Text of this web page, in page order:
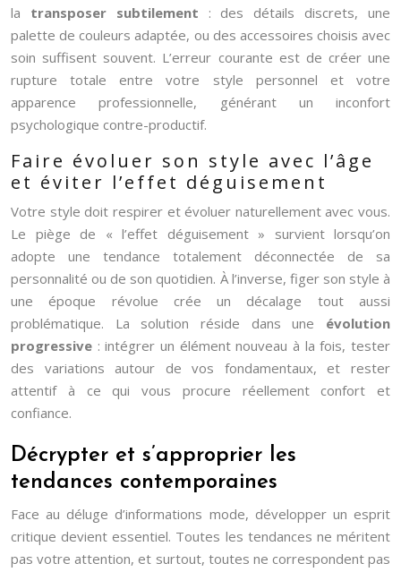
la transposer subtilement : des détails discrets, une
palette de couleurs adaptée, ou des accessoires choisis avec
soin suffisent souvent. L’erreur courante est de créer une
rupture totale entre votre style personnel et votre
apparence professionnelle, générant un inconfort
psychologique contre-productif.
Faire évoluer son style avec l’âge
et éviter l’effet déguisement
Votre style doit respirer et évoluer naturellement avec vous.
Le piège de « l’effet déguisement » survient lorsqu’on
adopte une tendance totalement déconnectée de sa
personnalité ou de son quotidien. À l’inverse, figer son style à
une époque révolue crée un décalage tout aussi
problématique. La solution réside dans une évolution
progressive : intégrer un élément nouveau à la fois, tester
des variations autour de vos fondamentaux, et rester
attentif à ce qui vous procure réellement confort et
confiance.
Décrypter et s’approprier les
tendances contemporaines
Face au déluge d’informations mode, développer un esprit
critique devient essentiel. Toutes les tendances ne méritent
pas votre attention, et surtout, toutes ne correspondent pas